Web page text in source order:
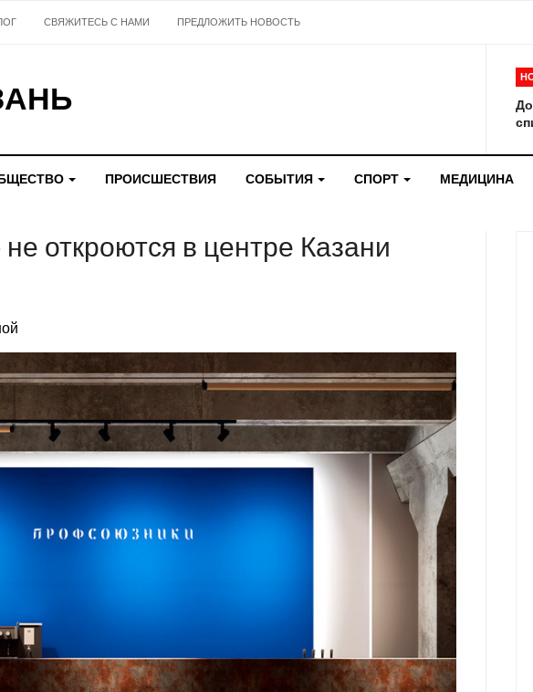
СВЯЖИТЕСЬ С НАМИ ПРЕДЛОЖИТЬ НОВОСТЬ
ПРОИСШЕСТВИЯ СОБЫТИЯ СПОРТ МЕДИЦИНА
откроются в центре Казани